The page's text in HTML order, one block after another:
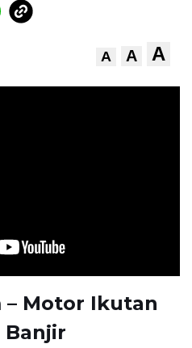
A A A
– Motor Ikutan
Banjir